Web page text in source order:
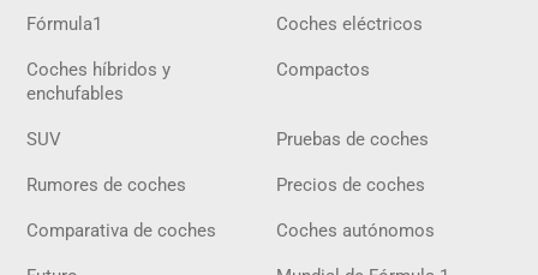
Fórmula1 Coches eléctricos
Coches híbridos y
enchufables
Compactos
SUV Pruebas de coches
Rumores de coches Precios de coches
Comparativa de coches Coches autónomos